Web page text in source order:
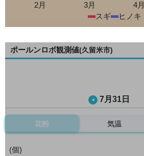
2月 3月 4月
スギ
ヒノキ
ポールンロボ観測値(久留米市)
7月31日
花粉 気温
(個)